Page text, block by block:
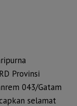
Provinsi
043/Gatam
selamat